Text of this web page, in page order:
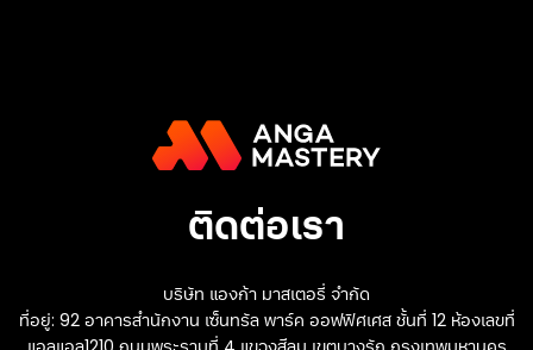
ติดต่อเรา
บริษัท แองก้า มาสเตอรี่ จำกัด
ที่อยู่: 92 อาคารสำนักงาน เซ็นทรัล พาร์ค ออฟฟิศเศส ชั้นที่ 12 ห้องเลขที่